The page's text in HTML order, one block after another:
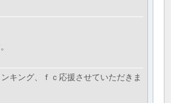
キング、ｆｃ応援させていただきま